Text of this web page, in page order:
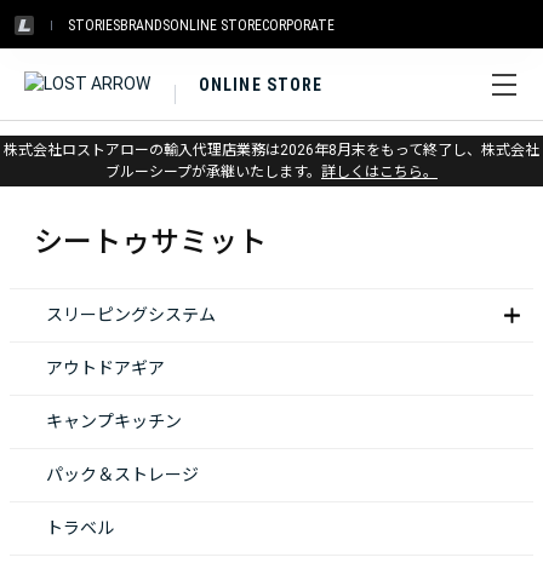
STORIESBRANDSONLINE STORECORPORATE
ONLINE STORE
株式会社ロストアローの輸入代理店業務は2026年8月末をもって終了し、株式会社
ブルーシープが承継いたします。 詳しくはこちら。
ホーム > シートゥサミット
シートゥサミット
スリーピングシステム
アウトドアギア
キャンプキッチン
パック＆ストレージ
トラベル